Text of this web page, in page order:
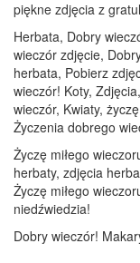
piękne zdjęcia z
Herbata, Dobry
wieczór zdjęcie,
herbata, Pobierz
wieczór! Koty,
wieczór, Kwiaty,
Życzenia dobrego
Życzę miłego
herbaty, zdjęcia
Życzę miłego
niedźwiedzia!
Dobry wieczór!